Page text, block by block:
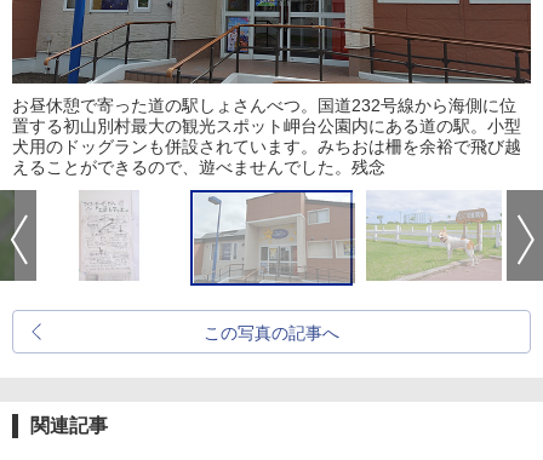
お昼休憩で寄った道の駅しょさんべつ。国道232号線から海側に位
置する初山別村最大の観光スポット岬台公園内にある道の駅。小型
犬用のドッグランも併設されています。みちおは柵を余裕で飛び越
えることができるので、遊べませんでした。残念
この写真の記事へ
関連記事